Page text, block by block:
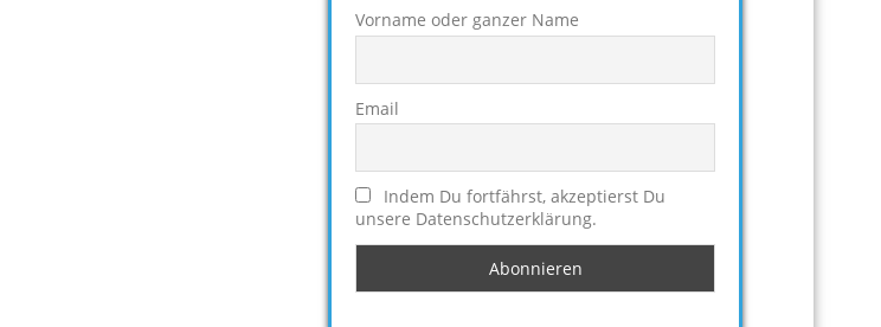
Vorname oder ganzer Name
Email
Indem Du fortfährst, akzeptierst Du
unsere Datenschutzerklärung.